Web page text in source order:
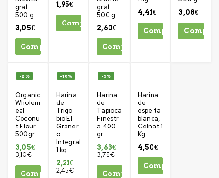
gral
500 g
3,05€
Comprar
1,95€
Comprar
gral
500 g
2,60€
Comprar
4,41€
Comprar
3,08€
-2%
Organic
Wholem
eal
Coconu
t Flour
500gr
3,10€
3,05€
Comprar
-10%
Harina
de
Trigo
bio El
Graner
o
Integral
1 kg
2,45€
2,21€
-3%
Harina
de
Tapioca
Finestr
a 400
gr
3,75€
3,63€
Comprar
Harina
de
espelta
blanca,
Celnat 1
Kg
4,50€
Comprar